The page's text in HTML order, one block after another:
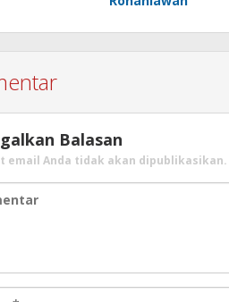
Balasan
email Anda tidak akan dipublikasikan.